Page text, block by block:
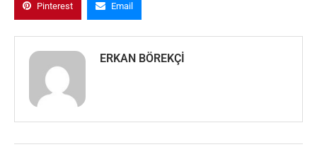
Pinterest Email
ERKAN BÖREKÇI